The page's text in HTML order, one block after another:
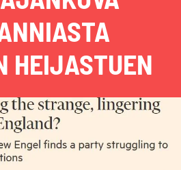
HEIJASTUEN